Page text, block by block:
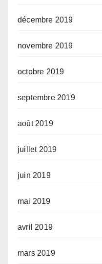
décembre 2019
novembre 2019
octobre 2019
septembre 2019
août 2019
juillet 2019
juin 2019
mai 2019
avril 2019
mars 2019